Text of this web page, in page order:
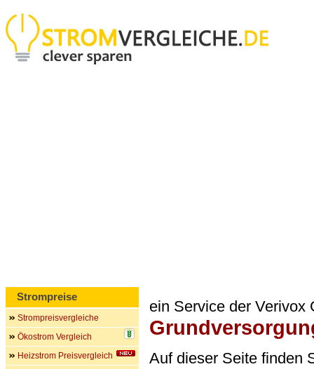
ein Service der Verivox
Auf dieser Seite finden
Strompreise
Strompreisvergleiche
Ökostrom Vergleich
Heizstrom Preisvergleich